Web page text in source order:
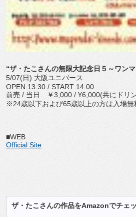
“ザ・たこさんの無限大記念日５～ワン
5/07(日) 大阪ユニバース
OPEN 13:30 / START 14:00
前売 / 当日 ￥3,000 / ¥6,000(共にドリ
※24歳以下および65歳以上の方は入場無
■WEB
Official Site
ザ・たこさんの作品をAmazonでチェ